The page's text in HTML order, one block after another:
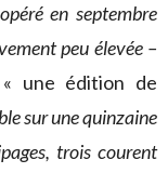
en septembre
peu élevée –
« une édition de
sur une quinzaine
trois courent